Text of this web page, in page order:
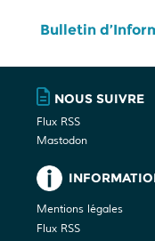
Bulletin
NOUS SUIVRE
Flux RSS
Mastodon
Mentions légales
Flux RSS